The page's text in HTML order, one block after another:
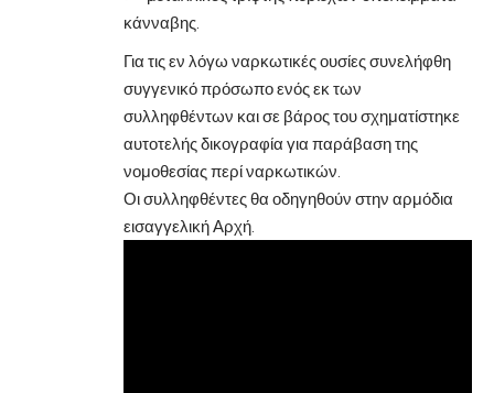
κάνναβης.
Για τις εν λόγω ναρκωτικές ουσίες συνελήφθη
συγγενικό πρόσωπο ενός εκ των
συλληφθέντων και σε βάρος του σχηματίστηκε
αυτοτελής δικογραφία για παράβαση της
νομοθεσίας περί ναρκωτικών.
Οι συλληφθέντες θα οδηγηθούν στην αρμόδια
εισαγγελική Αρχή.